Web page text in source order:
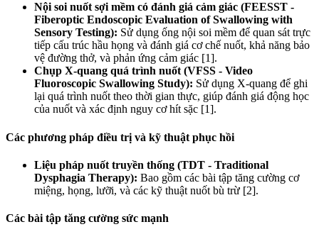
Nội soi nuốt sợi mềm có đánh giá cảm giác (FEESST -
Fiberoptic Endoscopic Evaluation of Swallowing with
Sensory Testing): Sử dụng ống nội soi mềm để quan sát trực
tiếp cấu trúc hầu họng và đánh giá cơ chế nuốt, khả năng bảo
vệ đường thở, và phản ứng cảm giác [1].
Chụp X-quang quá trình nuốt (VFSS - Video
Fluoroscopic Swallowing Study): Sử dụng X-quang để ghi
lại quá trình nuốt theo thời gian thực, giúp đánh giá động học
của nuốt và xác định nguy cơ hít sặc [1].
Các phương pháp điều trị và kỹ thuật phục hồi
Liệu pháp nuốt truyền thống (TDT - Traditional
Dysphagia Therapy): Bao gồm các bài tập tăng cường cơ
miệng, họng, lưỡi, và các kỹ thuật nuốt bù trừ [2].
Các bài tập tăng cường sức mạnh